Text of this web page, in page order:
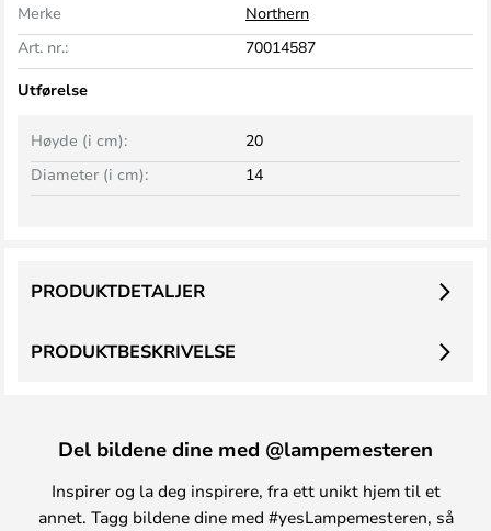
Merke
Northern
Art. nr.:
70014587
Utførelse
Høyde (i cm):
20
Diameter (i cm):
14
PRODUKTBESKRIVELSE
PRODUKTDETALJER
Del bildene dine med @lampemesteren
Inspirer og la deg inspirere, fra ett unikt hjem til et
annet. Tagg bildene dine med #yesLampemesteren, så